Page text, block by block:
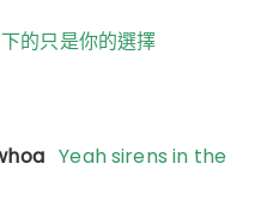
的只是你的選擇
Yeah sirens in the